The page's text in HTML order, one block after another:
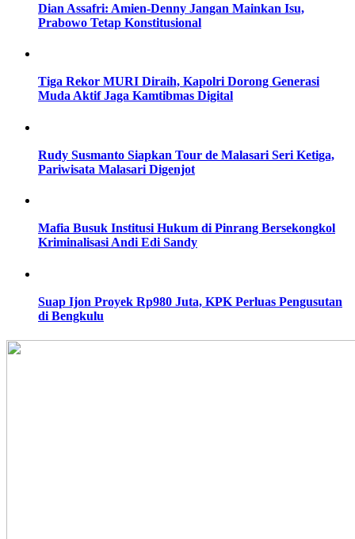
Dian Assafri: Amien-Denny Jangan Mainkan Isu,
Prabowo Tetap Konstitusional
Tiga Rekor MURI Diraih, Kapolri Dorong Generasi
Muda Aktif Jaga Kamtibmas Digital
Rudy Susmanto Siapkan Tour de Malasari Seri Ketiga,
Pariwisata Malasari Digenjot
Mafia Busuk Institusi Hukum di Pinrang Bersekongkol
Kriminalisasi Andi Edi Sandy
Suap Ijon Proyek Rp980 Juta, KPK Perluas Pengusutan
di Bengkulu